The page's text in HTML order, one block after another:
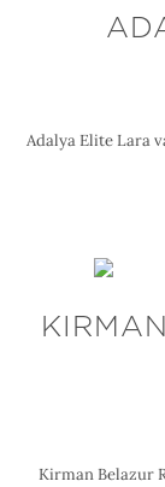
Adalya Elite Lara
Kirman Belazur